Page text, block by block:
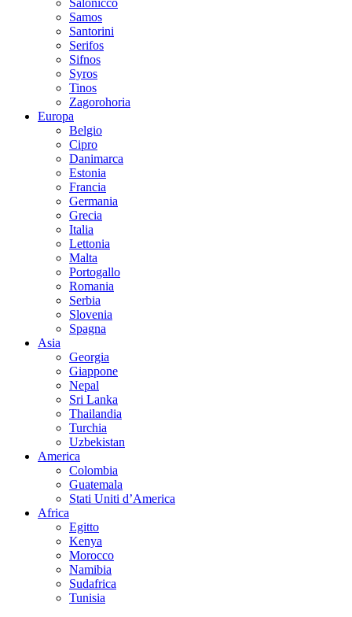
Salonicco
Samos
Santorini
Serifos
Sifnos
Syros
Tinos
Zagorohoria
Europa
Belgio
Cipro
Danimarca
Estonia
Francia
Germania
Grecia
Italia
Lettonia
Malta
Portogallo
Romania
Serbia
Slovenia
Spagna
Asia
Georgia
Giappone
Nepal
Sri Lanka
Thailandia
Turchia
Uzbekistan
America
Colombia
Guatemala
Stati Uniti d’America
Africa
Egitto
Kenya
Morocco
Namibia
Sudafrica
Tunisia